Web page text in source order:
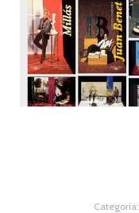
Categoría: